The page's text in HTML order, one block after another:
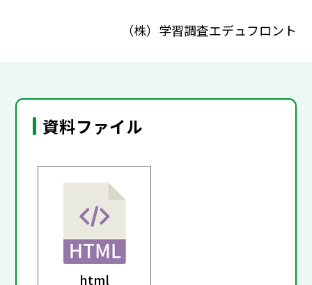
（株）学習調査エデュフロント
資料ファイル
html